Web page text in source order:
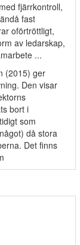
fjärrkontroll,
fast
oförtröttligt,
av ledarskap,
...
(2015) ger
Den visar
bort i
som
då stora
Det finns